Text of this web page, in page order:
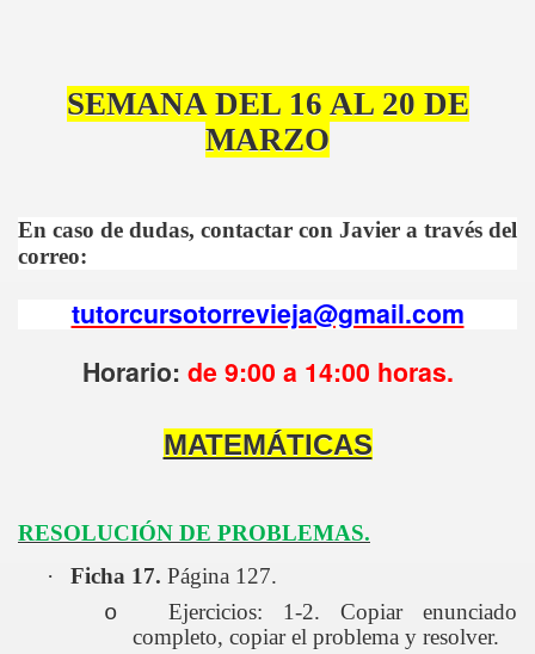
SEMANA DEL 16 AL 20 DE
MARZO
En caso de dudas, contactar con Javier a través del
correo:
tutorcursotorrevieja@gmail.com
Horario: de 9:00 a 14:00 horas.
MATEMÁTICAS
RESOLUCIÓN DE PROBLEMAS.
·
Ficha 17. Página 127.
o
Ejercicios: 1-2. Copiar enunciado
completo, copiar el problema y resolver.
LAURA ÁLAMO ROMERO